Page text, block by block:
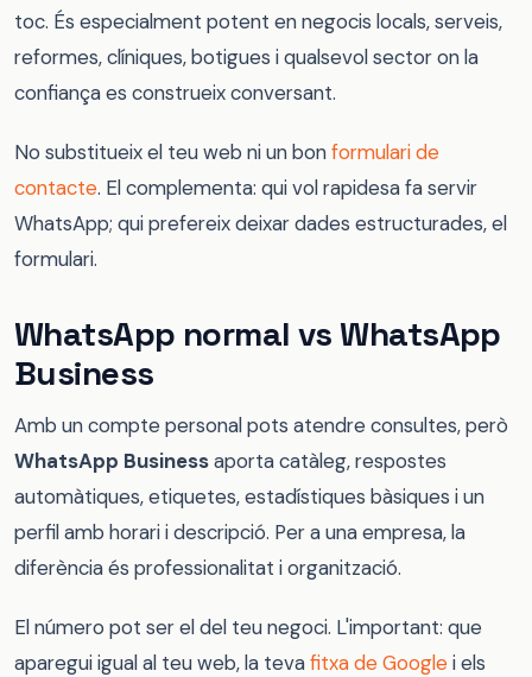
toc. És especialment potent en negocis locals, serveis,
reformes, clíniques, botigues i qualsevol sector on la
confiança es construeix conversant.
No substitueix el teu web ni un bonformulari de
contacte. El complementa: qui vol rapidesa fa servir
WhatsApp; qui prefereix deixar dades estructurades, el
formulari.
WhatsApp normal vs WhatsApp
Business
Amb un compte personal pots atendre consultes, però
WhatsApp Businessaporta catàleg, respostes
automàtiques, etiquetes, estadístiques bàsiques i un
perfil amb horari i descripció. Per a una empresa, la
diferència és professionalitat i organització.
El número pot ser el del teu negoci. L'important: que
aparegui igual al teu web, la tevafitxa de Googlei els